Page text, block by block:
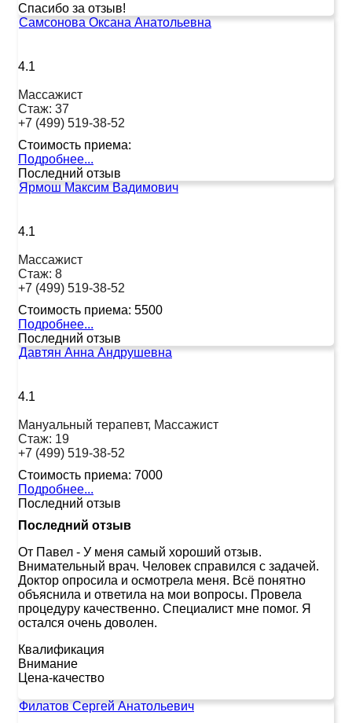
Спасибо за отзыв!
Самсонова Оксана Анатольевна
4.1
Массажист
Стаж: 37
+7 (499) 519-38-52
Стоимость приема:
Подробнее...
Последний отзыв
Ярмош Максим Вадимович
4.1
Массажист
Стаж: 8
+7 (499) 519-38-52
Стоимость приема: 5500
Подробнее...
Последний отзыв
Давтян Анна Андрушевна
4.1
Мануальный терапевт, Массажист
Стаж: 19
+7 (499) 519-38-52
Стоимость приема: 7000
Подробнее...
Последний отзыв
Последний отзыв
От Павел - У меня самый хороший отзыв.
Внимательный врач. Человек справился с задачей.
Доктор опросила и осмотрела меня. Всё понятно
объяснила и ответила на мои вопросы. Провела
процедуру качественно. Специалист мне помог. Я
остался очень доволен.
Квалификация
Внимание
Цена-качество
Филатов Сергей Анатольевич